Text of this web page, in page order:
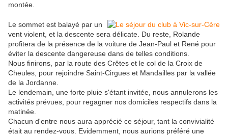
montée.
Le sommet est balayé par un
vent violent, et la descente sera délicate. Du reste, Rolande
profitera de la présence de la voiture de Jean-Paul et René pour
éviter la descente dangereuse dans de telles conditions.
Nous finirons, par la route des Crêtes et le col de la Croix de
Cheules, pour rejoindre Saint-Cirgues et Mandailles par la vallée
de la Jordanne.
Le lendemain, une forte pluie s'étant invitée, nous annulerons les
activités prévues, pour regagner nos domiciles respectifs dans la
matinée.
Chacun d'entre nous aura apprécié ce séjour, tant la convivialité
était au rendez-vous. Evidemment, nous aurions préféré une